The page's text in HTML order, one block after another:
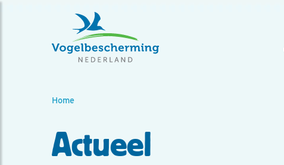
Home
Actueel